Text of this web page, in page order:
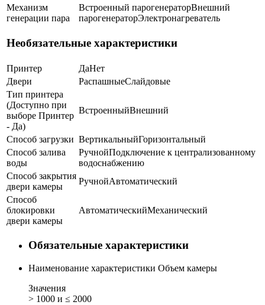
Механизм
генерации пара
Встроенный парогенераторВнешний
парогенераторЭлектронагреватель
Необязательные характеристики
Принтер ДаНет
Двери
РаспашныеСлайдовые
Тип принтера
(Доступно при
выборе Принтер
- Да)
ВстроенныйВнешний
Способ загрузки ВертикальныйГоризонтальный
Способ залива
воды
РучнойПодключение к централизованному
водоснабжению
Способ закрытия
двери камеры
РучнойАвтоматический
Способ
блокировки
двери камеры
АвтоматическийМеханический
Обязательные характеристики
Наименование характеристики Объем камеры
Значения
> 1000 и ≤ 2000